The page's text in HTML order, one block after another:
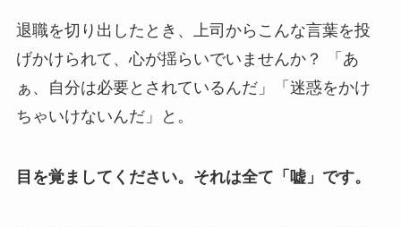
退職を切り出したとき、上司からこんな言葉を投
げかけられて、心が揺らいでいませんか？ 「あ
ぁ、自分は必要とされているんだ」「迷惑をかけ
ちゃいけないんだ」と。
目を覚ましてください。それは全て「嘘」です。